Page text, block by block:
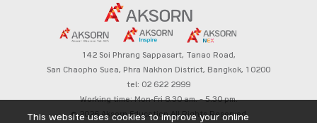
142 Soi Phrang Sappasart, Tanao Road,
San Chaopho Suea, Phra Nakhon District, Bangkok, 10200
tel: 02 622 2999
Working time: Mon-Fri 8.30 am. – 5.30 pm.
© 2026 Aksorn Education All Rights Reserved
This website uses cookies to improve your online